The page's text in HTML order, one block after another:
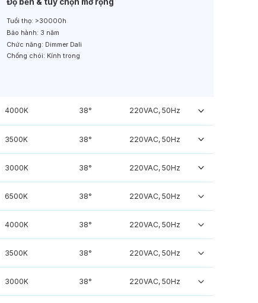
Tuổi thọ: >30000h
Bảo hành: 3 năm
Chức năng: Dimmer Dali
Chống chói: Kính trong
4000K 38° 220VAC, 50Hz
3500K 38° 220VAC, 50Hz
3000K 38° 220VAC, 50Hz
6500K 38° 220VAC, 50Hz
4000K 38° 220VAC, 50Hz
3500K 38° 220VAC, 50Hz
3000K 38° 220VAC, 50Hz